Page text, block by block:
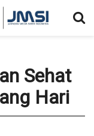
Sehat
Hari